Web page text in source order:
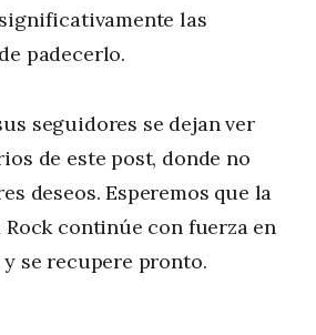
las
padecerlo.
seguidores se dejan ver
de este post, donde no
deseos. Esperemos que la
continúe con fuerza en
se recupere pronto.